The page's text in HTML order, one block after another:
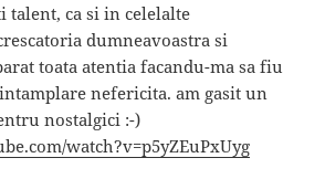
talent, ca si in celelalte
dumneavoastra si
toata atentia facandu-ma sa fiu
nefericita. am gasit un
nostalgici :-)
watch?v=p5yZEuPxUyg